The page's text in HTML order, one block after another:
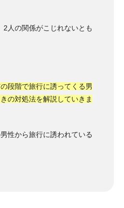
2人の関係がこじれないとも
段階で旅行に誘ってくる男
の対処法を解説していきま
性から旅行に誘われている